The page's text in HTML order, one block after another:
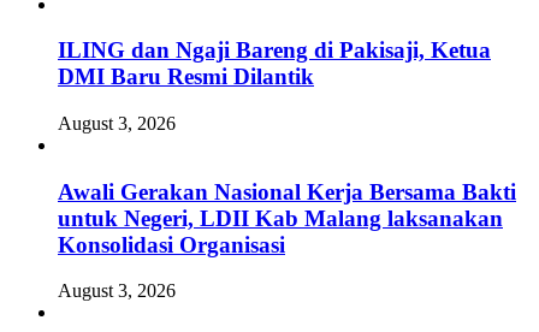
ILING dan Ngaji Bareng di Pakisaji, Ketua
DMI Baru Resmi Dilantik
August 3, 2026
Awali Gerakan Nasional Kerja Bersama Bakti
untuk Negeri, LDII Kab Malang laksanakan
Konsolidasi Organisasi
August 3, 2026